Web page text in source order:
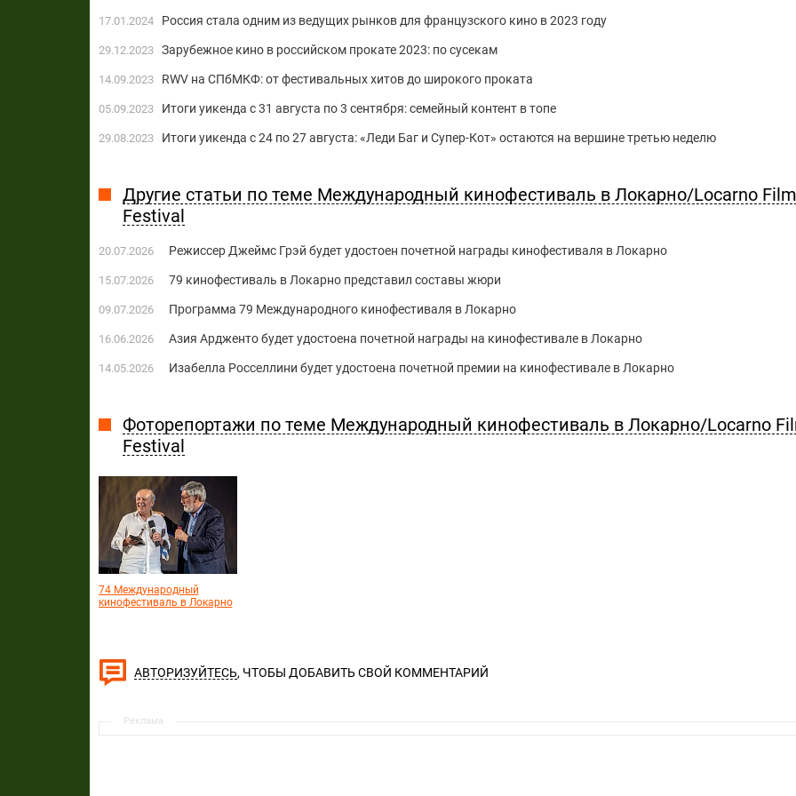
17.01.2024 Россия стала одним из ведущих рынков для французского кино в 2023 году
29.12.2023 Зарубежное кино в российском прокате 2023: по сусекам
14.09.2023 RWV на СПбМКФ: от фестивальных хитов до широкого проката
05.09.2023 Итоги уикенда с 31 августа по 3 сентября: семейный контент в топе
29.08.2023 Итоги уикенда с 24 по 27 августа: «Леди Баг и Супер-Кот» остаются на вершине третью неделю
Другие статьи по теме Международный кинофестиваль в Локарно/Locarno Film
Festival
20.07.2026 Режиссер Джеймс Грэй будет удостоен почетной награды кинофестиваля в Локарно
15.07.2026 79 кинофестиваль в Локарно представил составы жюри
09.07.2026 Программа 79 Международного кинофестиваля в Локарно
16.06.2026 Азия Ардженто будет удостоена почетной награды на кинофестивале в Локарно
14.05.2026 Изабелла Росселлини будет удостоена почетной премии на кинофестивале в Локарно
Фоторепортажи по теме Международный кинофестиваль в Локарно/Locarno
Festival
74 Международный
кинофестиваль в Локарно
АВТОРИЗУЙТЕСЬ, ЧТОБЫ ДОБАВИТЬ СВОЙ КОММЕНТАРИЙ
Реклама